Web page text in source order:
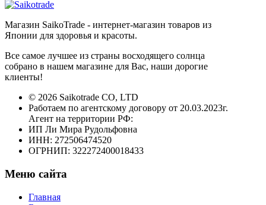
Магазин SaikoTrade - интернет-магазин товаров из
Японии для здоровья и красоты.
Все самое лучшее из страны восходящего солнца
собрано в нашем магазине для Вас, наши дорогие
клиенты!
© 2026 Saikotrade CO, LTD
Работаем по агентскому договору от 20.03.2023г.
Агент на территории РФ:
ИП Ли Мира Рудольфовна
ИНН: 272506474520
ОГРНИП: 322272400018433
Меню сайта
Главная